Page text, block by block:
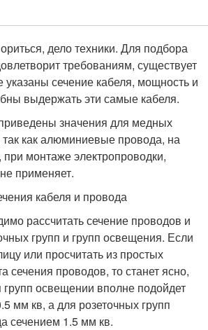
дело техники. Для подбора
требованиям, существует
указаны сечение кабеля, мощность и
выдержать эти самые кабеля.
значения для медных
как алюминиевые провода, на
монтаже электропроводки,
применяет.
кабеля и провода
рассчитать сечение проводов и
групп и групп освещения. Если
или просчитать из простых
сечения проводов, то станет ясно,
групп освещении вполне подойдет
мм кв, а для розеточных групп
сечением 1.5 мм кв.